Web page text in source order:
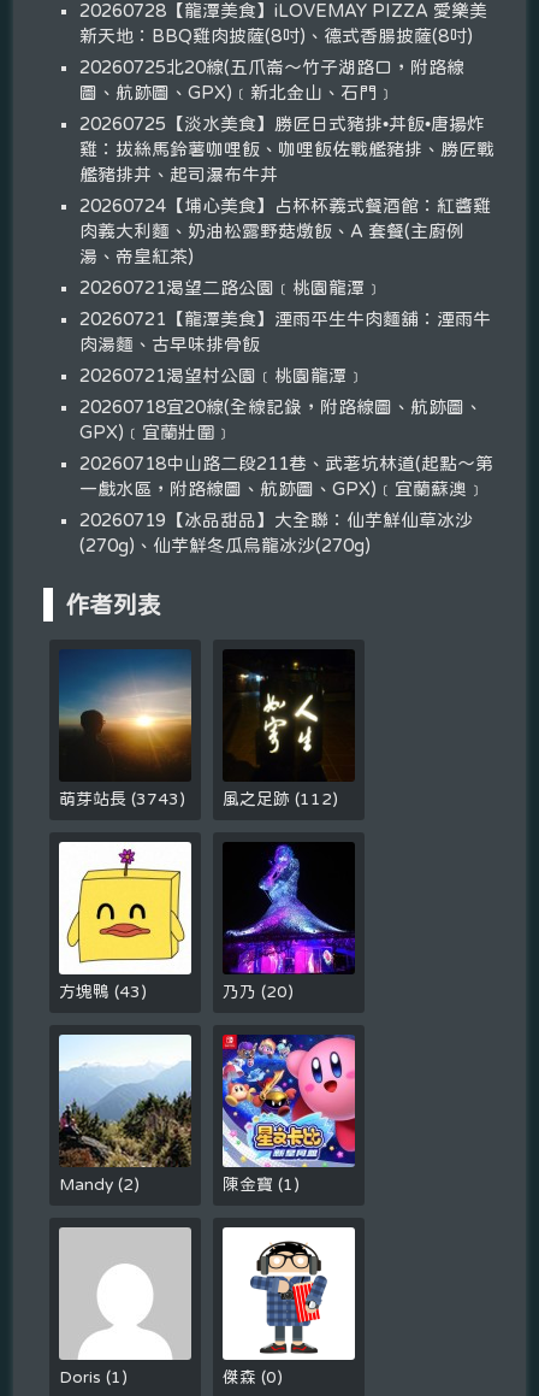
20260728【龍潭美食】iLOVEMAY PIZZA 愛樂美
新天地：BBQ雞肉披薩(8吋)、德式香腸披薩(8吋)
20260725北20線(五爪崙～竹子湖路口，附路線
圖、航跡圖、GPX)﹝新北金山、石門﹞
20260725【淡水美食】勝匠日式豬排•丼飯•唐揚炸
雞：拔絲馬鈴薯咖哩飯、咖哩飯佐戰艦豬排、勝匠戰
艦豬排丼、起司瀑布牛丼
20260724【埔心美食】占杯杯義式餐酒館：紅醬雞
肉義大利麵、奶油松露野菇燉飯、A 套餐(主廚例
湯、帝皇紅茶)
20260721渴望二路公園﹝桃園龍潭﹞
20260721【龍潭美食】湮雨平生牛肉麵舖：湮雨牛
肉湯麵、古早味排骨飯
20260721渴望村公園﹝桃園龍潭﹞
20260718宜20線(全線記錄，附路線圖、航跡圖、
GPX)﹝宜蘭壯圍﹞
20260718中山路二段211巷、武荖坑林道(起點～第
一戲水區，附路線圖、航跡圖、GPX)﹝宜蘭蘇澳﹞
20260719【冰品甜品】大全聯：仙芋鮮仙草冰沙
(270g)、仙芋鮮冬瓜烏龍冰沙(270g)
作者列表
萌芽站長(3743 ) 風之足跡(112)
方塊鴨(43 ) 乃乃(20)
Mandy(2) 陳金寶(1 )
Doris(1 ) 傑森(0)